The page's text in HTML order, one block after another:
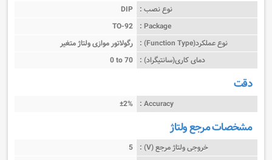
نوع نصب : DIP
Package :
TO-92
نوع عملکرد(Function Type) :
رگولاتور موازی ولتاژ متغیر
دمای کاری(سانتیگراد) : 0 to 70
دقت
Accuracy :
±2%
مشخصات مرجع ولتاژ
خروجی ولتاژ مرجع (V) :
5